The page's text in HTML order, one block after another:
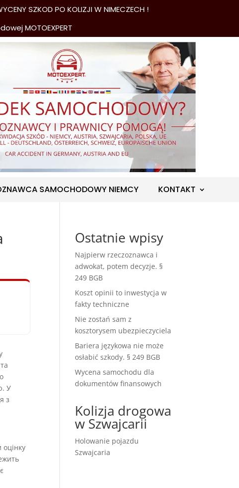
SZKOD PO KOLIZJI W NIMECZECH !
MOTOEXPERT
SAMOCHODOWY NIEMCY KONTAKT
У
з
оцінку
Ostatnie wpisy
Najpierw rzeczoznawca i
adwokat, potem decyzje. §
249 BGB
Koszt opinii to inwestycja w
fakty techniczne
Nie zostań sam z
kosztorysem ubezpieczyciela
Bariera językowa nie może
osłabić szkody. § 249 BGB
Wycena samochodu dla
dokumentów finansowych
Kolizja drogowa
w Szwajcarii
Holowanie pojazdu
Szwajcaria